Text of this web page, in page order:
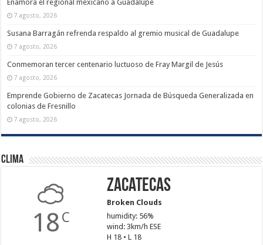
Enamora el regional mexicano a Guadalupe
7 agosto, 2026
Susana Barragán refrenda respaldo al gremio musical de Guadalupe
7 agosto, 2026
Conmemoran tercer centenario luctuoso de Fray Margil de Jesús
7 agosto, 2026
Emprende Gobierno de Zacatecas Jornada de Búsqueda Generalizada en
colonias de Fresnillo
7 agosto, 2026
Clima
18 C
Zacatecas
Broken Clouds
humidity: 56%
wind: 3km/h ESE
H 18 • L 18